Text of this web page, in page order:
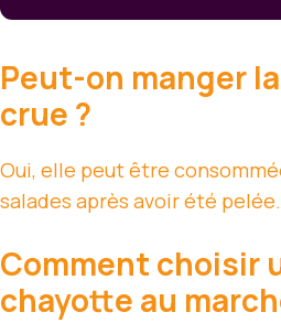
Peut-on manger
crue ?
Oui, elle peut être
salades après avoir été pelée.
Comment choisir
chayotte au